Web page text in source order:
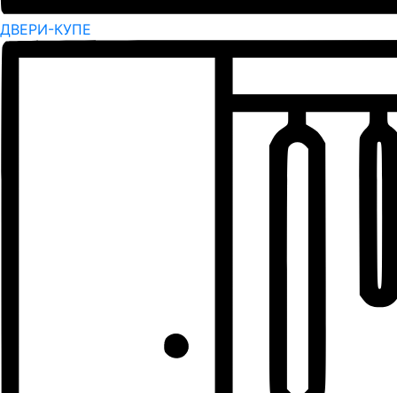
ДВЕРИ-КУПЕ